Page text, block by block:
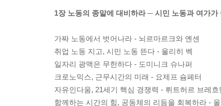
1장 노동의 종말에 대비하라 ─ 시민 노동과 여가가
가짜 노동에서 벗어나라 - 뇌르마르크와 옌센
취업 노동 지고, 시민 노동 뜬다 - 울리히 벡
일자리 광맥은 무한하다 - 도미니크 슈나퍼
크로노믹스, 근무시간의 미래 - 요제프 슘페터
자유인다움, 21세기 핵심 경쟁력 - 뤼트허르 브레흐
함께하는 시간의 힘, 공동체의 리듬을 회복하라 -